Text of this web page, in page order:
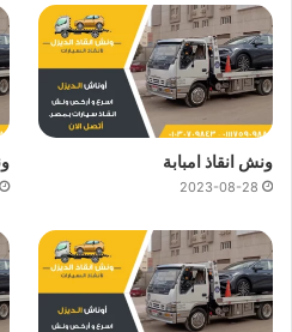
ونش انقاذ امبابة
2023-08-28